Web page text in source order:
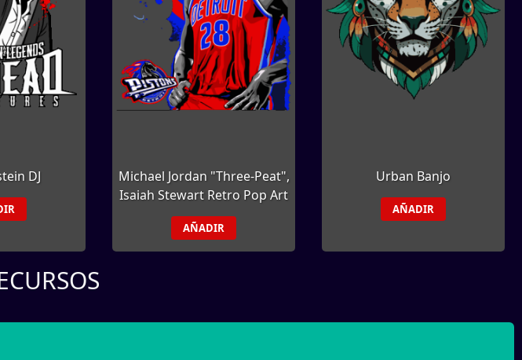
DJ
Michael Jordan "Three-Peat",
Isaiah Stewart Retro Pop Art
AÑADIR
Urban Banjo
AÑADIR